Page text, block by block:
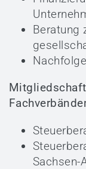
Beratung
Sachsen-